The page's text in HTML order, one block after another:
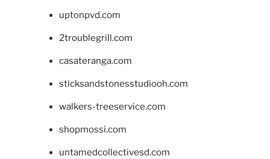
uptonpvd.com
2troublegrill.com
casateranga.com
sticksandstonesstudiooh.com
walkers-treeservice.com
shopmossi.com
untamedcollectivesd.com